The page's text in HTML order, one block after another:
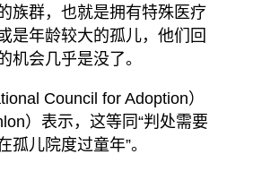
族群，也就是拥有特殊医疗
是年龄较大的孤儿，他们回
机会几乎是没了。
Council for Adoption）
）表示，这等同“判处需要
儿院度过童年”。